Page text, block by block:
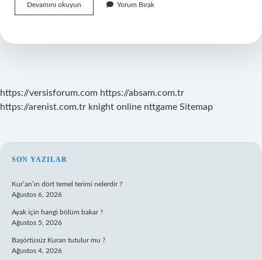
Devamını okuyun Dünyada
Tek
Ait
Yorum Bırak
https://versisforum.com https://absam.com.tr
https://arenist.com.tr knight online nttgame Sitemap
SIDEBAR
SON YAZILAR
Kur’an’ın dört temel terimi nelerdir ?
Ağustos 6, 2026
Ayak için hangi bölüm bakar ?
Ağustos 5, 2026
Başörtüsüz Kuran tutulur mu ?
Ağustos 4, 2026